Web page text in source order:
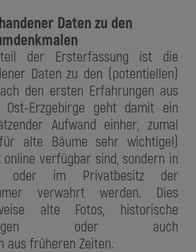
Daten zu den
der Ersterfassung ist die
Daten zu den (potentiellen)
den ersten Erfahrungen aus
Ost-Erzgebirge geht damit ein
Aufwand einher, zumal
alte Bäume sehr wichtige!)
verfügbar sind, sondern in
oder im Privatbesitz der
verwahrt werden. Dies
alte Fotos, historische
oder auch
aus früheren Zeiten.